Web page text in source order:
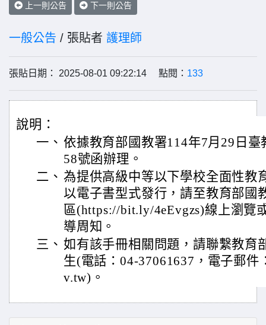
上一則公告 下一則公告
一般公告 / 張貼者 護理師
張貼日期： 2025-08-01 09:22:14 點閱： 133
說明：
一、 依據教育部國教署114年7月29日
58號函辦理。
二、 為提供高級中等以下學校全面性教
以電子書型式發行，請至教育部
區(https://bit.ly/4eEvgzs)線上瀏覽
導周知。
三、 如有該手冊相關問題，請聯繫教育
生(電話：04-37061637，電子郵件
v.tw)。